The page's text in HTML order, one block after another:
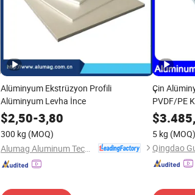
Alüminyum Ekstrüzyon Profili
Alüminyum Levha İnce
$2,50-3,80
300 kg (MOQ)
Çin
PVDF/PE
Ppal
Renk
$
5 kg (MOQ)